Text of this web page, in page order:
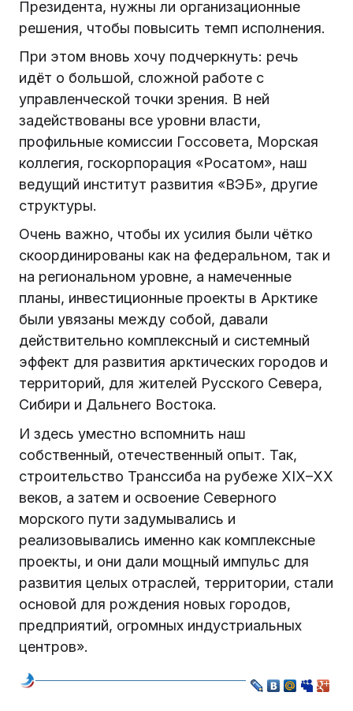
Президента, нужны ли организационные
решения, чтобы повысить темп исполнения.
При этом вновь хочу подчеркнуть: речь
идёт о большой, сложной работе с
управленческой точки зрения. В ней
задействованы все уровни власти,
профильные комиссии Госсовета, Морская
коллегия, госкорпорация «Росатом», наш
ведущий институт развития «ВЭБ», другие
структуры.
Очень важно, чтобы их усилия были чётко
скоординированы как на федеральном, так и
на региональном уровне, а намеченные
планы, инвестиционные проекты в Арктике
были увязаны между собой, давали
действительно комплексный и системный
эффект для развития арктических городов и
территорий, для жителей Русского Севера,
Сибири и Дальнего Востока.
И здесь уместно вспомнить наш
собственный, отечественный опыт. Так,
строительство Транссиба на рубеже XIX–XX
веков, а затем и освоение Северного
морского пути задумывались и
реализовывались именно как комплексные
проекты, и они дали мощный импульс для
развития целых отраслей, территории, стали
основой для рождения новых городов,
предприятий, огромных индустриальных
центров».